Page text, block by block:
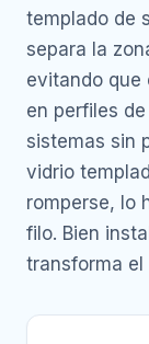
templado de
separa la
evitando que
en perfiles
sistemas sin
vidrio
romperse, lo
filo. Bien
transforma